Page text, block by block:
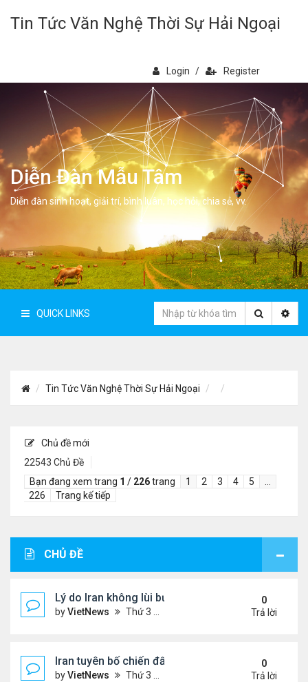
Tin Tức Văn Nghệ Thời Sự Hải Ngoại
Login / Register
Diễn Đàn Mẫu Tâm
Diễn đàn sinh hoạt, giải trí, bình luân, học hỏi, chia sẻ, vv.
QUICK LINKS
Tin Tức Văn Nghệ Thời Sự Hải Ngoại
Chủ đề mới
22543 Chủ Đề
Bạn đang xem trang 1 / 226trang 1 2 3 4 5
226
Trang kế tiếp
CHỦ ĐỀ
Lý do Iran không lùi bước trước lời đe dọa của
byVietNews Thứ 3 Tháng 8 04, 2026 4:32 pm
0
Trả lời
Iran tuyên bố chiến đấu vì Hormuz tới 'hơi thở
byVietNews Thứ 3 Tháng 7 14, 2026 4:29 pm
0
Trả lời